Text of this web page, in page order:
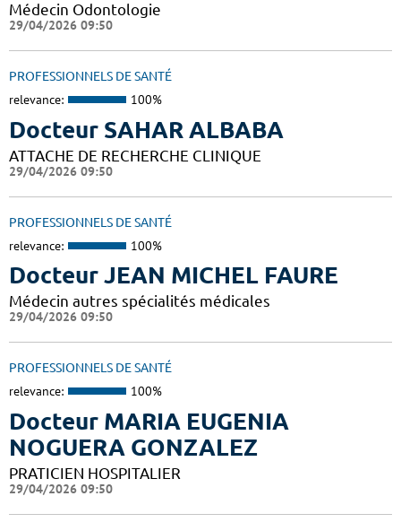
Médecin Odontologie
29/04/2026 09:50
PROFESSIONNELS DE SANTÉ
relevance: 100%
Docteur SAHAR ALBABA
ATTACHE DE RECHERCHE CLINIQUE
29/04/2026 09:50
PROFESSIONNELS DE SANTÉ
relevance: 100%
Docteur JEAN MICHEL FAURE
Médecin autres spécialités médicales
29/04/2026 09:50
PROFESSIONNELS DE SANTÉ
relevance: 100%
Docteur MARIA EUGENIA
NOGUERA GONZALEZ
PRATICIEN HOSPITALIER
29/04/2026 09:50